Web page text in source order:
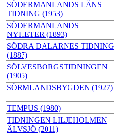
SÖDERMANLANDS LÄNS
TIDNING (1953)
SÖDERMANLANDS
NYHETER (1893)
SÖDRA DALARNES TIDNING
(1887)
SÖLVESBORGSTIDNINGEN
(1905)
SÖRMLANDSBYGDEN (1927)
TEMPUS (1980)
TIDNINGEN LILJEHOLMEN
ÄLVSJÖ (2011)